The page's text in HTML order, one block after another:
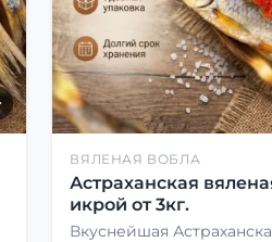
ВЯЛЕНАЯ ВОБЛА
Астраханская
икрой от 3кг.
Вкуснейшая